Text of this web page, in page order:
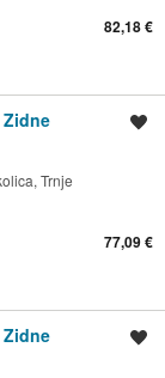
82,18 €
Trnje
77,09 €